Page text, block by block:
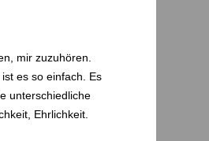
mir zuzuhören.
es so einfach. Es
unterschiedliche
Ehrlichkeit.